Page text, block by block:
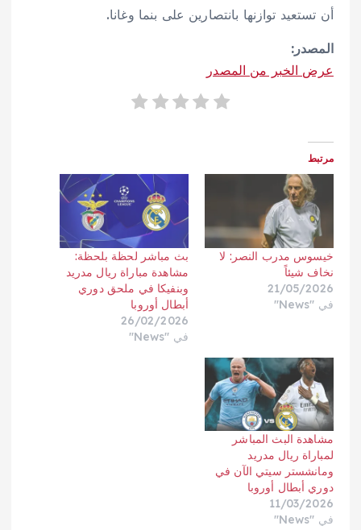
أن تستعيد توازنها بانتصارين على بنما وغانا.
المصدر:
عرض الخبر من المصدر
مرتبط
خيسوس مدرب النصر: لا
نخاف شيئاً
21/05/2026
في "News"
بث مباشر لحظة بلحظة:
مشاهدة مباراة ريال مدريد
وبنفيكا في ملحق دوري
أبطال أوروبا
26/02/2026
في "News"
مشاهدة البث المباشر
لمباراة ريال مدريد
ومانشستر سيتي الآن في
دوري أبطال أوروبا
11/03/2026
في "News"